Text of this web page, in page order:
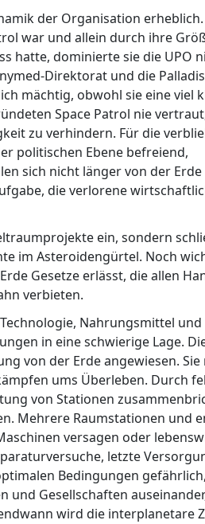
der Organisation
war und allein durch ihre
hatte, dominierte sie die UPO
Direktorat und die
mächtig, obwohl sie eine viel
Space Patrol nie
zu verhindern. Für die
politischen Ebene befreiend,
sich nicht länger von der Erde
die verlorene
ein, sondern
im Asteroidengürtel. Noch
Gesetze erlässt, die allen
verbieten.
Nahrungsmittel und
in eine schwierige Lage.
von der Erde angewiesen. Sie
ums Überleben. Durch
von Stationen
Mehrere Raumstationen und
versagen oder
letzte
Bedingungen
und Gesellschaften
wird die interplanetare